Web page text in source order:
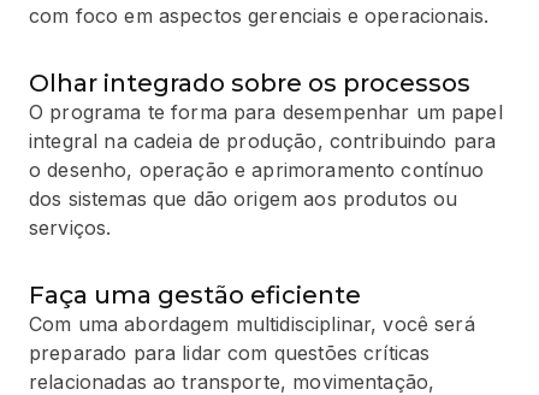
com foco em aspectos gerenciais e operacionais.
Olhar integrado sobre os processos
O programa te forma para desempenhar um papel
integral na cadeia de produção, contribuindo para
o desenho, operação e aprimoramento contínuo
dos sistemas que dão origem aos produtos ou
serviços.
Faça uma gestão eficiente
Com uma abordagem multidisciplinar, você será
preparado para lidar com questões críticas
relacionadas ao transporte, movimentação,